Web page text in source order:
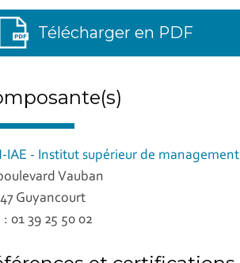
Télécharger en PDF
IAE - Institut supérieur de management
Vauban
Guyancourt
: 01 39 25 50 02